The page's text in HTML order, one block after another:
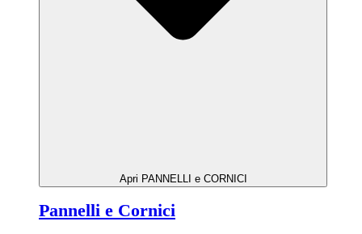
Apri PANNELLI e CORNICI
Pannelli e Cornici